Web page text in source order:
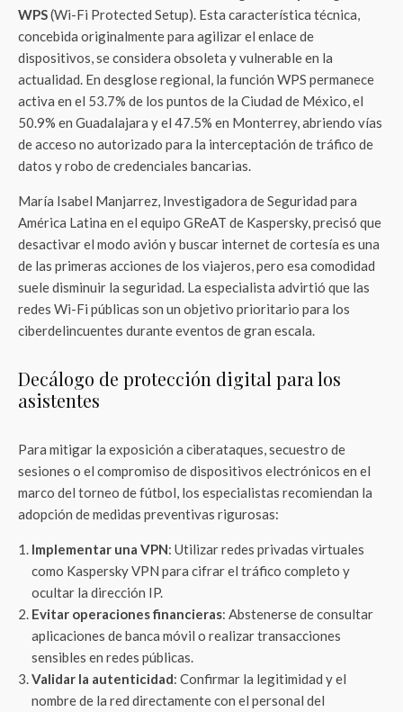
WPS(Wi-Fi Protected Setup). Esta característica técnica,
concebida originalmente para agilizar el enlace de
dispositivos, se considera obsoleta y vulnerable en la
actualidad. En desglose regional, la función WPS permanece
activa en el 53.7% de los puntos de la Ciudad de México, el
50.9% en Guadalajara y el 47.5% en Monterrey, abriendo vías
de acceso no autorizado para la interceptación de tráfico de
datos y robo de credenciales bancarias.
María Isabel Manjarrez, Investigadora de Seguridad para
América Latina en el equipo GReAT de Kaspersky, precisó que
desactivar el modo avión y buscar internet de cortesía es una
de las primeras acciones de los viajeros, pero esa comodidad
suele disminuir la seguridad. La especialista advirtió que las
redes Wi-Fi públicas son un objetivo prioritario para los
ciberdelincuentes durante eventos de gran escala.
Decálogo de protección digital para los
asistentes
Para mitigar la exposición a ciberataques, secuestro de
sesiones o el compromiso de dispositivos electrónicos en el
marco del torneo de fútbol, los especialistas recomiendan la
adopción de medidas preventivas rigurosas:
Implementar una VPN: Utilizar redes privadas virtuales
como Kaspersky VPN para cifrar el tráfico completo y
ocultar la dirección IP.
Evitar operaciones financieras: Abstenerse de consultar
aplicaciones de banca móvil o realizar transacciones
sensibles en redes públicas.
Validar la autenticidad: Confirmar la legitimidad y el
nombre de la red directamente con el personal del